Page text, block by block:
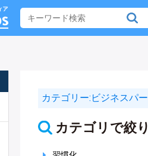
カテゴリー: ビジネスパ
カテゴリで絞